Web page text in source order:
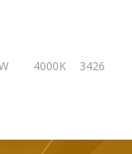
4000K 3426